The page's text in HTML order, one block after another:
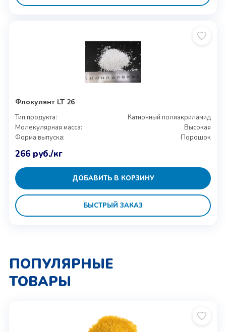
Флокулянт LT 26
Тип продукта:
Катионный полиакриламид
Молекулярная масса:
Высокая
Форма выпуска:
Порошок
266 руб./кг
ДОБАВИТЬ В КОРЗИНУ
БЫСТРЫЙ ЗАКАЗ
ПОПУЛЯРНЫЕ
ТОВАРЫ